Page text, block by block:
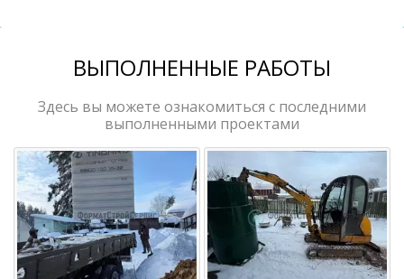
ВЫПОЛНЕННЫЕ РАБОТЫ
Здесь вы можете ознакомиться с последними
выполненными проектами